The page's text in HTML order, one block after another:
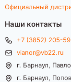
Официальный
Наши контакты
+7 (3852) 205-
vianor@vb22.ru
г. Барнаул,
г. Барнаул,